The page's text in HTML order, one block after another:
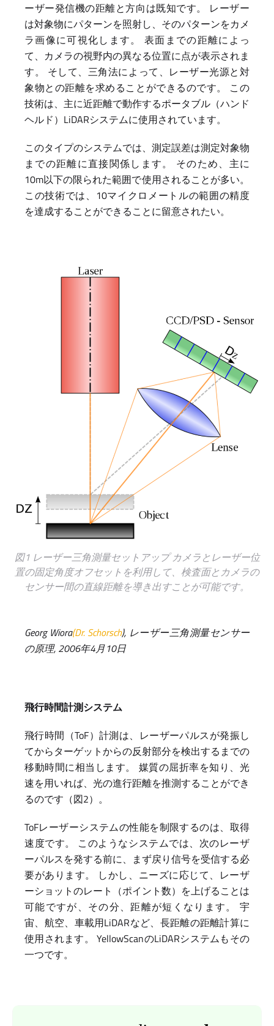
ーザー発信機の距離と方向は既知です。 レーザー
は対象物にパターンを照射し、そのパターンをカメ
ラ画像に可視化します。 表面までの距離によっ
て、カメラの視野内の異なる位置に点が表示されま
す。 そして、三角法によって、レーザー光源と対
象物との距離を求めることができるのです。 この
技術は、主に近距離で動作するポータブル（ハンド
ヘルド）LiDARシステムに使用されています。
このタイプのシステムでは、測定誤差は測定対象物
までの距離に直接関係します。 そのため、主に
10m以下の限られた範囲で使用されることが多い。
この技術では、10マイクロメートルの範囲の精度
を達成することができることに留意されたい。
図1 レーザー三角測量セットアップ カメラとレーザー位
置の固定角度オフセットを利用して、検査面とカメラの
センサー間の直線距離を導き出すことが可能です。
Georg Wiora(Dr. Schorsch), レーザー三角測量センサー
の原理, 2006年4月10日
飛行時間計測システム
飛行時間（ToF）計測は、レーザーパルスが発振し
てからターゲットからの反射部分を検出するまでの
移動時間に相当します。 媒質の屈折率を知り、光
速を用いれば、光の進行距離を推測することができ
るのです（図2）。
ToFレーザーシステムの性能を制限するのは、取得
速度です。 このようなシステムでは、次のレーザ
ーパルスを発する前に、まず戻り信号を受信する必
要があります。 しかし、ニーズに応じて、レーザ
ーショットのレート（ポイント数）を上げることは
可能ですが、その分、距離が短くなります。 宇
宙、航空、車載用LiDARなど、長距離の距離計算に
使用されます。 YellowScanのLiDARシステムもその
一つです。